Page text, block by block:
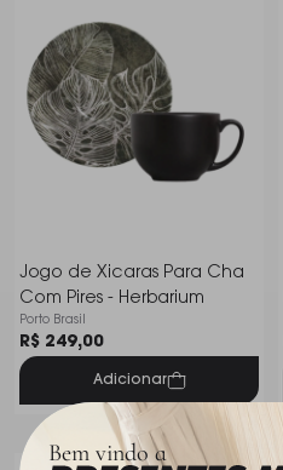
Bem vindo a
Jogo de Xicaras Para Cha
Com Pires - Herbarium
Porto Brasil
R$ 249,00
Adicionar